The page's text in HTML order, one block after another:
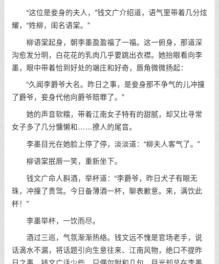
“这位是妾身的夫人，”钱文广介绍道，语气里带着几分炫
耀，“姓柳，闺名语棠。”
柳语棠起身，朝李墨盈盈福了一福。这一俯身，那道深
沟愈发分明，白花花的乳肉几乎要跳出衣襟。她抬眼看向李
墨，眼中带着恰到好处的端庄和好奇，唇角微微扬起：
“久闻李爵爷大名。昨日之事，是妾身那不争气的儿冲撞
了爵爷，妾身代他向爵爷赔罪了。”
她的声音软糯，带着江南女子特有的甜腻，却又比寻常
女子多了几分慵懒和……撩人的尾音。
李墨目光在她脸上停了停，淡淡道：“柳夫人客气了。”
柳语棠抿唇一笑，重新坐下。
钱文广命人斟酒，举杯道：“李爵爷，昨日犬子有眼无
珠，冲撞了贵驾。今日备薄酒一杯，聊表歉意。来，满饮此
杯！”
李墨举杯，一饮而尽。
酒过三巡，气氛渐渐热络。钱文远不愧是官场老手，说
话滴水不漏，将话题引向生意往来、江南风物，绝口不提昨